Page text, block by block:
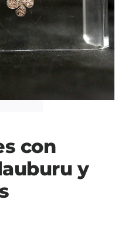
con
y